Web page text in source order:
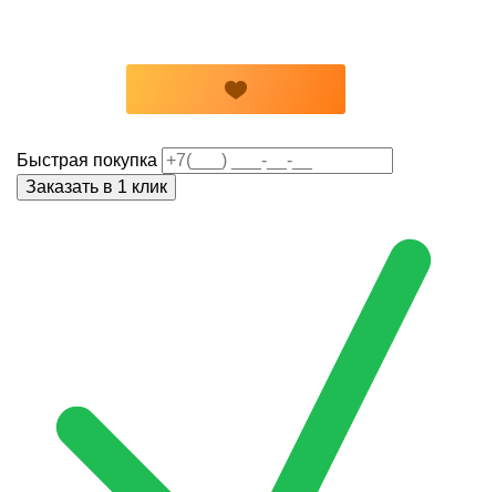
Быстрая покупка